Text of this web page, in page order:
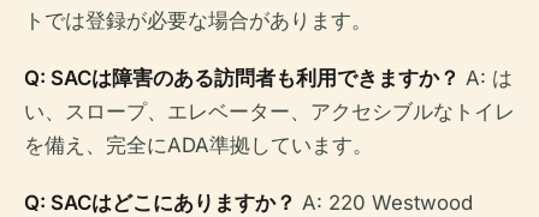
トでは登録が必要な場合があります。
Q: SACは障害のある訪問者も利用できますか？ A: は
い、スロープ、エレベーター、アクセシブルなトイレ
を備え、完全にADA準拠しています。
Q: SACはどこにありますか？ A: 220 Westwood